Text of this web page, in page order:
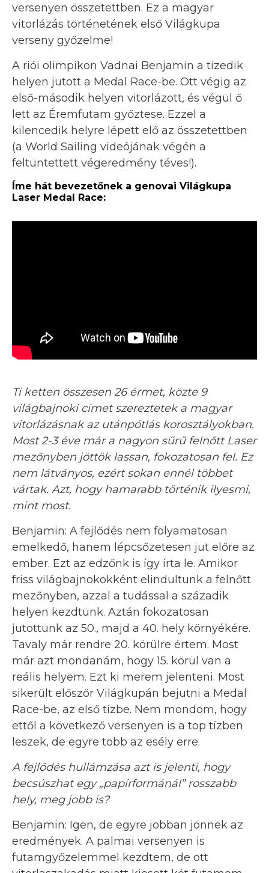
versenyen összetettben. Ez a magyar
vitorlázás történetének első Világkupa
verseny győzelme!
A riói olimpikon Vadnai Benjamin a tizedik
helyen jutott a Medal Race-be. Ott végig az
első-második helyen vitorlázott, és végül ő
lett az Éremfutam győztese. Ezzel a
kilencedik helyre lépett elő az összetettben
(a World Sailing videójának végén a
feltüntettett végeredmény téves!).
Íme hát bevezetőnek a genovai Világkupa
Laser Medal Race:
Ti ketten összesen 26 érmet, közte 9
világbajnoki címet szereztetek a magyar
vitorlázásnak az utánpótlás korosztályokban.
Most 2-3 éve már a nagyon sűrű felnőtt Laser
mezőnyben jöttök lassan, fokozatosan fel. Ez
nem látványos, ezért sokan ennél többet
vártak. Azt, hogy hamarabb történik ilyesmi,
mint most.
Benjamin: A fejlődés nem folyamatosan
emelkedő, hanem lépcsőzetesen jut előre az
ember. Ezt az edzőnk is így írta le. Amikor
friss világbajnokokként elindultunk a felnőtt
mezőnyben, azzal a tudással a századik
helyen kezdtünk. Aztán fokozatosan
jutottunk az 50., majd a 40. hely környékére.
Tavaly már rendre 20. körülre értem. Most
már azt mondanám, hogy 15. körül van a
reális helyem. Ezt ki merem jelenteni. Most
sikerült először Világkupán bejutni a Medal
Race-be, az első tízbe. Nem mondom, hogy
ettől a következő versenyen is a top tízben
leszek, de egyre több az esély erre.
A fejlődés hullámzása azt is jelenti, hogy
becsúszhat egy „papírformánál” rosszabb
hely, meg jobb is?
Benjamin: Igen, de egyre jobban jönnek az
eredmények. A palmai versenyen is
futamgyőzelemmel kezdtem, de ott